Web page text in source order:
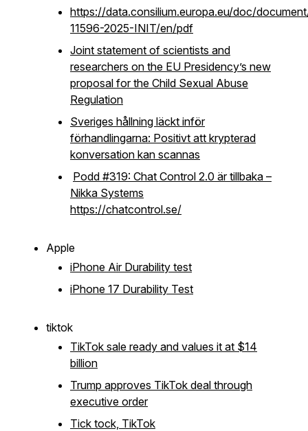
https://data.consilium.europa.eu/doc/
11596-2025-INIT/en/pdf
Joint statement of scientists and
researchers on the EU Presidency’s new
proposal for the Child Sexual Abuse
Regulation
Sveriges hållning läckt inför
förhandlingarna: Positivt att krypterad
konversation kan scannas
Podd #319: Chat Control 2.0 är tillbaka –
Nikka Systems
https://chatcontrol.se/
Apple
iPhone Air Durability test
iPhone 17 Durability Test
tiktok
TikTok sale ready and values it at $14
billion
Trump approves TikTok deal through
executive order
Tick tock, TikTok